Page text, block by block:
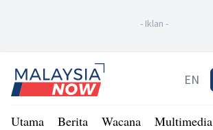
- Iklan -
Home
EN
Utama Berita Wacana Multimedia